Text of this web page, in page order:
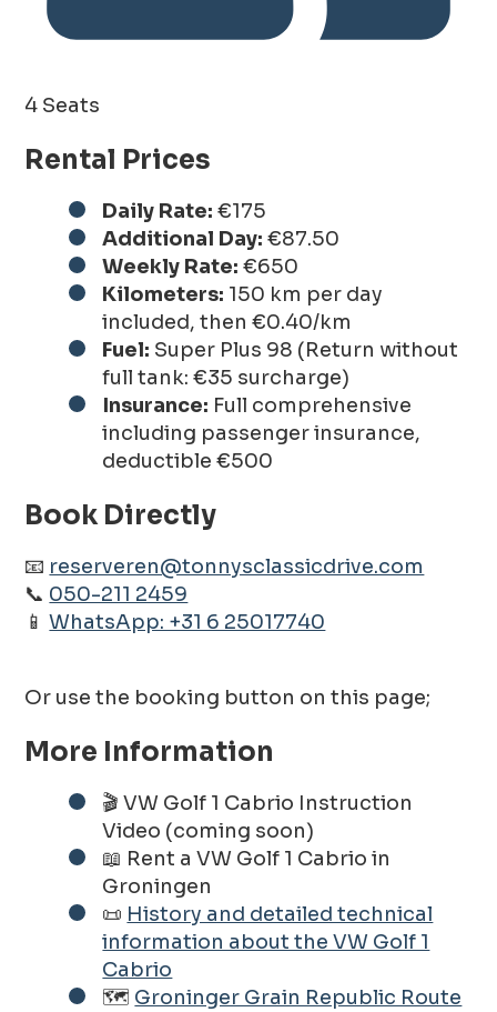
4 Seats
Rental Prices
Daily Rate: €175
Additional Day: €87.50
Weekly Rate: €650
Kilometers: 150 km per day
included, then €0.40/km
Fuel: Super Plus 98 (Return without
full tank: €35 surcharge)
Insurance: Full comprehensive
including passenger insurance,
deductible €500
Book Directly
📧 reserveren@tonnysclassicdrive.com
📞 050-211 2459
📱WhatsApp: +31 6 25017740
Or use the booking button on this page;
More Information
🎬 VW Golf 1 Cabrio Instruction
Video (coming soon)
📖 Rent a VW Golf 1 Cabrio in
Groningen
📜 History and detailed technical
information about the VW Golf 1
Cabrio
🗺️ Groninger Grain Republic Route